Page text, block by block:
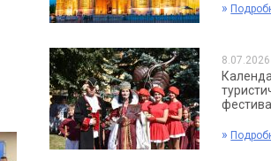
»
8.07.2026
»